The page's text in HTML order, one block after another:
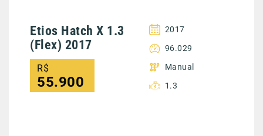
Etios Hatch X 1.3
(Flex) 2017
R$
55.900
2017
96.029
Manual
1.3